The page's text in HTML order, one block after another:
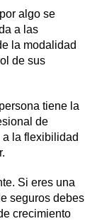
algo se
a las
la modalidad
de sus
tiene la
de
la flexibilidad
Si eres una
seguros debes
crecimiento